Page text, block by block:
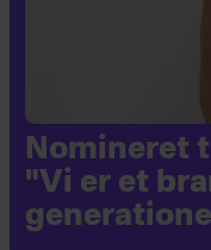
Nomineret
"Vi er et